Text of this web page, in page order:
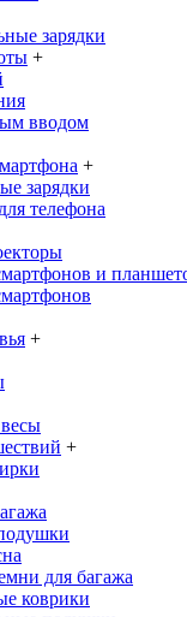
зарядки
+
вводом
+
зарядки
телефона
и
+
+
для багажа
коврики